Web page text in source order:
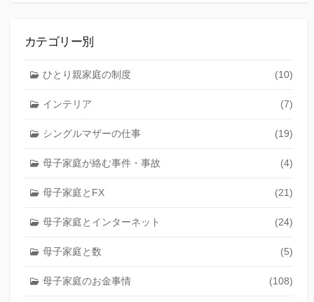
カテゴリー別
ひとり親家庭の制度 (10)
インテリア (7)
シングルマザーの仕事 (19)
母子家庭が絡む事件・事故 (4)
母子家庭とFX (21)
母子家庭とインターネット (24)
母子家庭と数 (5)
母子家庭のお金事情 (108)